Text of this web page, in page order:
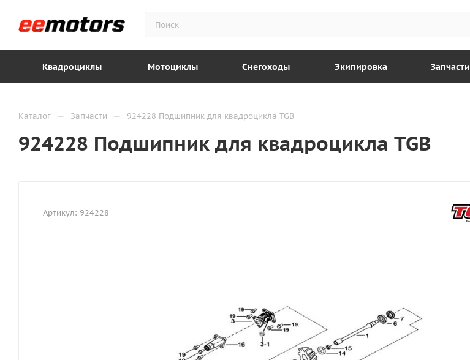
Квадроциклы Мотоциклы Снегоходы Экипировка Запчасти
Каталог — Запчасти — 924228 Подшипник для квадроцикла TGB
924228 Подшипник для квадроцикла TGB
Артикул: 924228